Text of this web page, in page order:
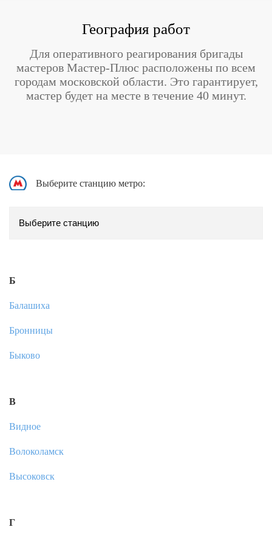
География работ
Для оперативного реагирования бригады
мастеров Мастер-Плюс расположены по всем
городам московской области. Это гарантирует,
мастер будет на месте в течение 40 минут.
Выберите станцию метро:
Б
Балашиха
Бронницы
Быково
В
Видное
Волоколамск
Высоковск
Г